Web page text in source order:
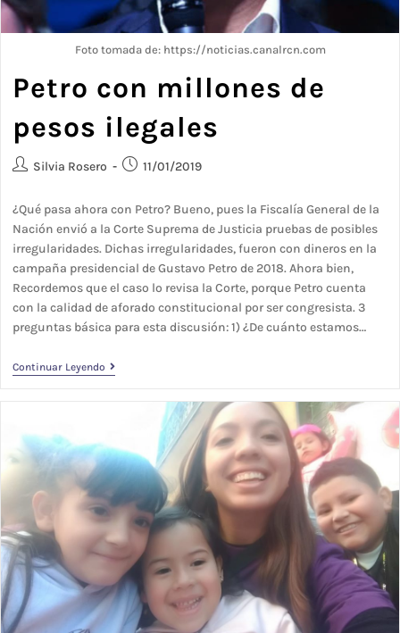
Foto tomada de: https://noticias.canalrcn.com
Petro con millones de
pesos ilegales
Silvia Rosero 11/01/2019
¿Qué pasa ahora con Petro? Bueno, pues la Fiscalía General de la
Nación envió a la Corte Suprema de Justicia pruebas de posibles
irregularidades. Dichas irregularidades, fueron con dineros en la
campaña presidencial de Gustavo Petro de 2018. Ahora bien,
Recordemos que el caso lo revisa la Corte, porque Petro cuenta
con la calidad de aforado constitucional por ser congresista. 3
preguntas básica para esta discusión: 1) ¿De cuánto estamos…
Continuar Leyendo